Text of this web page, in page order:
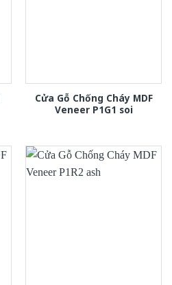
Cửa Gỗ Chống Cháy MDF
Veneer P1G1 soi